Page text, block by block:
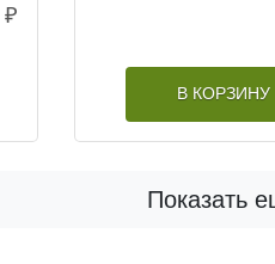
₽
В КОРЗИНУ
Показать